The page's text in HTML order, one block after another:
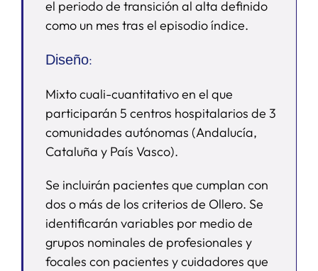
el periodo de transición al alta definido
como un mes tras el episodio índice.
Diseño:
Mixto cuali-cuantitativo en el que
participarán 5 centros hospitalarios de 3
comunidades autónomas (Andalucía,
Cataluña y País Vasco).
Se incluirán pacientes que cumplan con
dos o más de los criterios de Ollero. Se
identificarán variables por medio de
grupos nominales de profesionales y
focales con pacientes y cuidadores que